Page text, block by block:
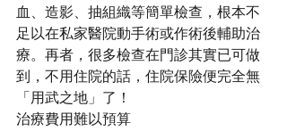
血、造影、抽組織等簡單檢查，根本不
足以在私家醫院動手術或作術後輔助治
療。再者，很多檢查在門診其實已可做
到，不用住院的話，住院保險便完全無
「用武之地」了！
治療費用難以預算